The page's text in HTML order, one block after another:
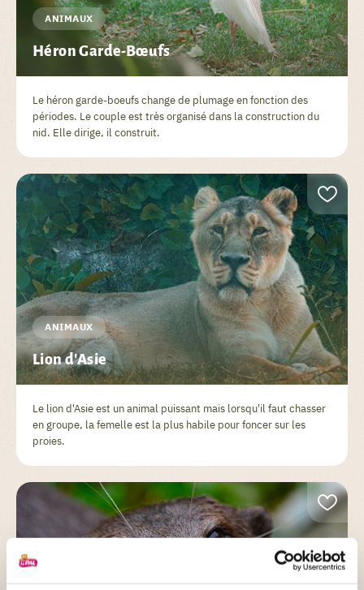
ANIMAUX
Héron Garde-Bœufs
Le héron garde-boeufs change de plumage en fonction des
périodes. Le couple est très organisé dans la construction du
nid. Elle dirige, il construit.
ANIMAUX
Lion d'Asie
Le lion d'Asie est un animal puissant mais lorsqu'il faut chasser
en groupe, la femelle est la plus habile pour foncer sur les
proies.